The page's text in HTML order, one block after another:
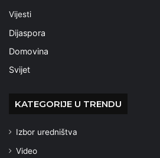
Vijesti
Dijaspora
Domovina
Svijet
KATEGORIJE U TRENDU
Izbor uredništva
Video